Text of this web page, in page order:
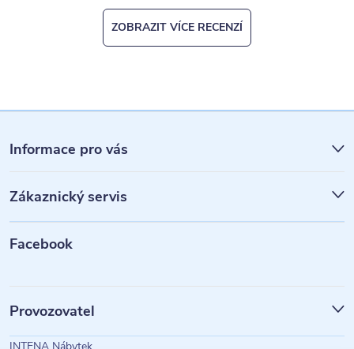
ZOBRAZIT VÍCE RECENZÍ
á
p
a
Informace pro vás
Zákaznický servis
Facebook
Provozovatel